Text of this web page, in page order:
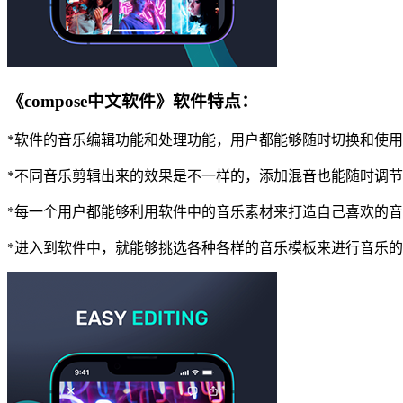
《compose中文软件》软件特点：
*软件的音乐编辑功能和处理功能，用户都能够随时切换和使用
*不同音乐剪辑出来的效果是不一样的，添加混音也能随时调节
*每一个用户都能够利用软件中的音乐素材来打造自己喜欢的音
*进入到软件中，就能够挑选各种各样的音乐模板来进行音乐的